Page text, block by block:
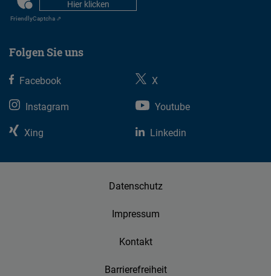
Hier klicken
FriendlyCaptcha ⇗
Folgen Sie uns
Facebook
X
Instagram
Youtube
Xing
Linkedin
Datenschutz
Impressum
Kontakt
Barrierefreiheit